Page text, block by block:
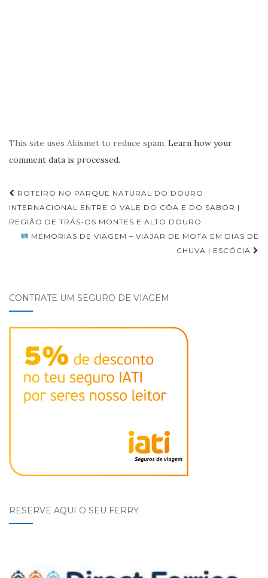
This site uses Akismet to reduce spam. Learn how your
comment data is processed.
Navegação
de
Post
ROTEIRO NO PARQUE NATURAL DO DOURO
INTERNACIONAL ENTRE O VALE DO CÔA E DO SABOR |
REGIÃO DE TRÁS-OS MONTES E ALTO DOURO
MEMÓRIAS DE VIAGEM – VIAJAR DE MOTA EM DIAS DE
CHUVA | ESCÓCIA
CONTRATE UM SEGURO DE VIAGEM
RESERVE AQUI O SEU FERRY